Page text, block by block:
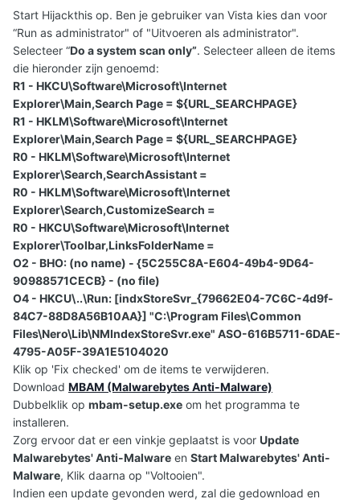
Start Hijackthis op. Ben je gebruiker van Vista kies dan voor
“Run as administrator" of "Uitvoeren als administrator".
Selecteer “Do a system scan only”. Selecteer alleen de items
die hieronder zijn genoemd:
R1 - HKCU\Software\Microsoft\Internet
Explorer\Main,Search Page = ${URL_SEARCHPAGE}
R1 - HKLM\Software\Microsoft\Internet
Explorer\Main,Search Page = ${URL_SEARCHPAGE}
R0 - HKLM\Software\Microsoft\Internet
Explorer\Search,SearchAssistant =
R0 - HKLM\Software\Microsoft\Internet
Explorer\Search,CustomizeSearch =
R0 - HKCU\Software\Microsoft\Internet
Explorer\Toolbar,LinksFolderName =
O2 - BHO: (no name) - {5C255C8A-E604-49b4-9D64-
90988571CECB} - (no file)
O4 - HKCU\..\Run: [indxStoreSvr_{79662E04-7C6C-4d9f-
84C7-88D8A56B10AA}] "C:\Program Files\Common
Files\Nero\Lib\NMIndexStoreSvr.exe" ASO-616B5711-6DAE-
4795-A05F-39A1E5104020
Klik op 'Fix checked' om de items te verwijderen.
Download MBAM (Malwarebytes Anti-Malware)
Dubbelklik op mbam-setup.exe om het programma te
installeren.
Zorg ervoor dat er een vinkje geplaatst is voor Update
Malwarebytes' Anti-Malware en Start Malwarebytes' Anti-
Malware, Klik daarna op "Voltooien".
Indien een update gevonden werd, zal die gedownload en